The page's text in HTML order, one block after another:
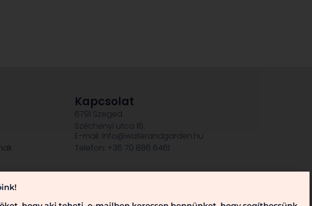
Kapcsolat
6791 Szeged
Széchenyi utca 16.
E-mail: info@waterandgarden.hu
Telefon: +36 70 886 6461